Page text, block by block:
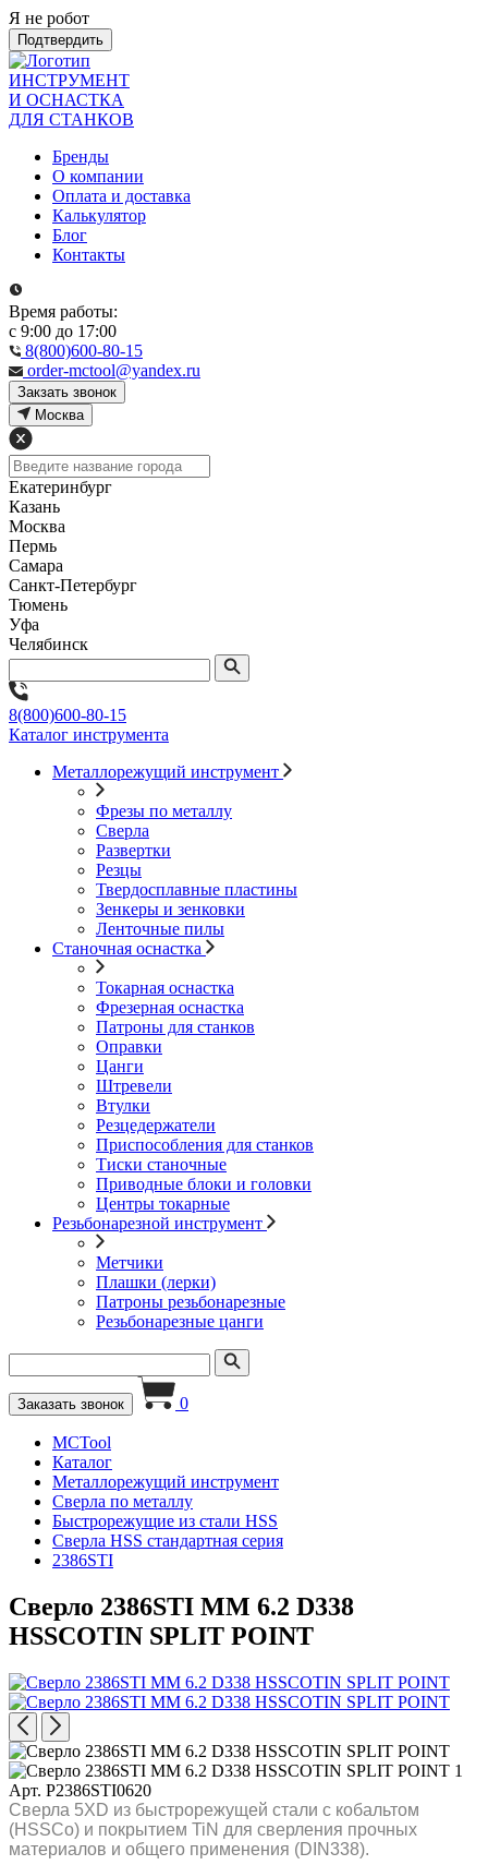
Я не робот
Подтвердить
ИНСТРУМЕНТ
И ОСНАСТКА
ДЛЯ СТАНКОВ
Бренды
О компании
Оплата и доставка
Калькулятор
Блог
Контакты
Время работы:
с 9:00 до 17:00
8(800)600-80-15
order-mctool@yandex.ru
Закзать звонок
Москва
Екатеринбург
Казань
Москва
Пермь
Самара
Санкт-Петербург
Тюмень
Уфа
Челябинск
8(800)600-80-15
Каталог инструмента
Металлорежущий инструмент
Фрезы по металлу
Сверла
Развертки
Резцы
Твердосплавные пластины
Зенкеры и зенковки
Ленточные пилы
Станочная оснастка
Токарная оснастка
Фрезерная оснастка
Патроны для станков
Оправки
Цанги
Штревели
Втулки
Резцедержатели
Приспособления для станков
Тиски станочные
Приводные блоки и головки
Центры токарные
Резьбонарезной инструмент
Метчики
Плашки (лерки)
Патроны резьбонарезные
Резьбонарезные цанги
Заказать звонок 0
MCTool
Каталог
Металлорежущий инструмент
Сверла по металлу
Быстрорежущие из стали HSS
Сверла HSS стандартная серия
2386STI
Сверло 2386STI MM 6.2 D338
HSSCOTIN SPLIT POINT
Арт. P2386STI0620
Сверла 5XD из быстрорежущей стали с кобальтом
(HSSCo) и покрытием TiN для сверления прочных
материалов и общего применения (DIN338).